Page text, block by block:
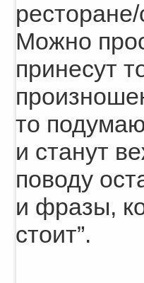
Можно
принесут
то
и станут
поводу
и фразы,
стоит”.